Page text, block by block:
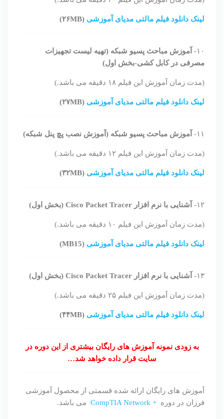
لینک دانلود فیلم مالتی مدیای آموزشی (۲۶MB)
۱۰-
آموزش مباحث پسیو شبکه (تهیه لیست تجهیزات
مصرفی در کابل کشی-بخش اول)
(مدت زمان آموزش این فیلم ۱۸ دقیقه می باشد.)
لینک دانلود فیلم مالتی مدیای آموزشی (۲۷MB)
۱۱- آموزش مباحث پسیو شبکه (آموزش نصب پچ پنل شبکه)
(مدت زمان آموزش این فیلم ۱۲ دقیقه می باشد.)
لینک دانلود فیلم مالتی مدیای آموزشی (۳۲MB)
۱۲- آشنایی با نرم افزار Cisco Packet Tracer (بخش اول)
(مدت زمان آموزش این فیلم ۱۰ دقیقه می باشد.)
لینک دانلود فیلم مالتی مدیای آموزشی (MB15)
۱۳- آشنایی با نرم افزار Cisco Packet Tracer (بخش اول)
(مدت زمان آموزش این فیلم ۲۵ دقیقه می باشد.)
لینک دانلود فیلم مالتی مدیای آموزشی (۴۴MB)
به زودی نمونه آموزش های رایگان بیشتری از این دوره در
سایت قرار داده خواهد شد…
آموزش های رایگان ارائه شده قسمتی از محصول آموزشی
فرزان در دوره + CompTIA Network می باشد.